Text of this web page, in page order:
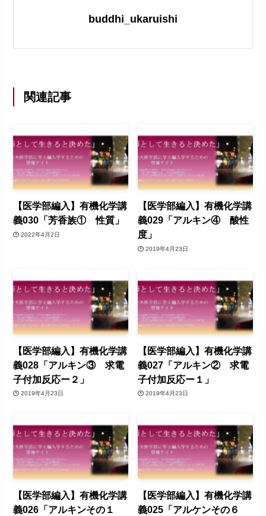
buddhi_ukaruishi
関連記事
【医学部編入】有機化学講
義030「芳香族① 性質」
2022年4月2日
【医学部編入】有機化学講
義029「アルキン④ 酸性
度」
2019年4月23日
【医学部編入】有機化学講
義028「アルキン③ 求電
子付加反応ー２」
2019年4月23日
【医学部編入】有機化学講
義027「アルキン② 求電
子付加反応ー１」
2019年4月23日
【医学部編入】有機化学講
義026「アルキンその１
【医学部編入】有機化学講
義025「アルケンその６